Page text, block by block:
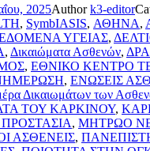
2025Authork3-editor
, SymbIASIS, ΑΘΗΝΑ,
ΥΓΕΙΑΣ,
, Δικαιώματα Ασθενών,
, ΕΘΝΙΚΟ ΚΕΝΤΡΟ
, ΕΝΩΣΕΙΣ
Δικαιωμάτων των
ΤΟΥ ΚΑΡΚΙΝΟΥ,
, ΜΗΤΡΩΟ
ΑΣΘΕΝΕΙΣ,